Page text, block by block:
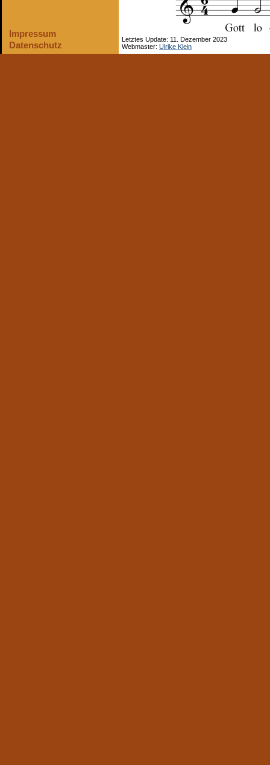
Impressum
Datenschutz
Letztes Update: 11. Dezember 2023
Webmaster: Ulrike Klein